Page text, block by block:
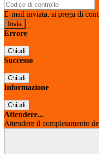
E-mail inviata, si prega di
Errore
Chiudi
Successo
Chiudi
Informazione
Chiudi
Attendere...
Attendere il completamento